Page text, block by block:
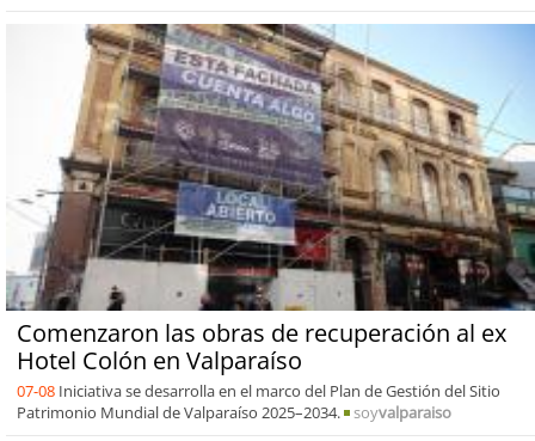
Comenzaron las obras de recuperación al ex
Hotel Colón en Valparaíso
07-08 Iniciativa se desarrolla en el marco del Plan de Gestión del Sitio
Patrimonio Mundial de Valparaíso 2025–2034.
soyvalparaiso